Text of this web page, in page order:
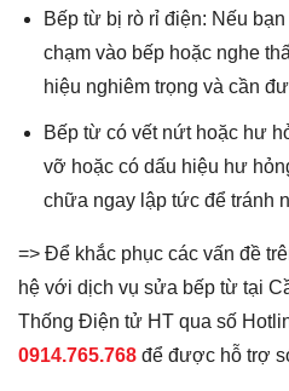
Bếp từ bị rò rỉ điện: Nếu
chạm vào bếp hoặc nghe
hiệu nghiêm trọng và cần
Bếp từ có vết nứt hoặc hư
vỡ hoặc có dấu hiệu hư
chữa ngay lập tức để tránh
=> Để khắc phục các vấn đề
hệ với dịch vụ sửa bếp từ tại
Thống Điện tử HT qua số
0914.765.768 để được hỗ trợ